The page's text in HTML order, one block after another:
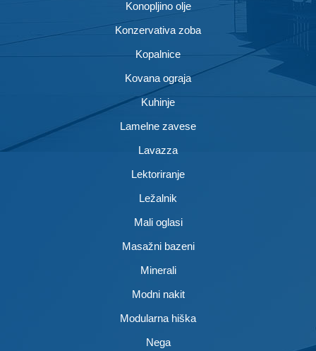
Konopljino olje
Konzervativa zoba
Kopalnice
Kovana ograja
Kuhinje
Lamelne zavese
Lavazza
Lektoriranje
Ležalnik
Mali oglasi
Masažni bazeni
Minerali
Modni nakit
Modularna hiška
Nega